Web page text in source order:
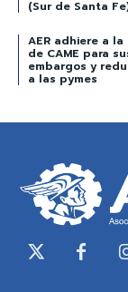
(Sur de Santa
AER adhiere a
de CAME para
embargos y
a las pymes